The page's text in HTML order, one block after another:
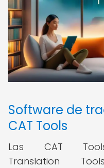
Software de
CAT Tools
Las CAT Tools
Translation